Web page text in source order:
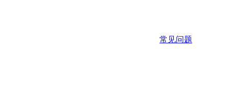
常见问题